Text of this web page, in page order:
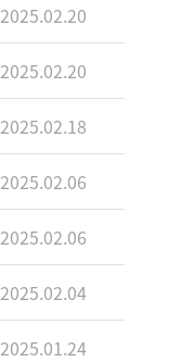
2025.02.20
2025.02.20
2025.02.18
2025.02.06
2025.02.06
2025.02.04
2025.01.24